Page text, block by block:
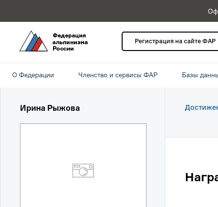
Регистрация на сайте ФАР
О Федерации Членство и сервисы ФАР Базы
Ирина Рыжова